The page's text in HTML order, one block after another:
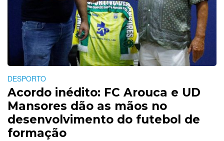
DESPORTO
Acordo inédito: FC Arouca e UD
Mansores dão as mãos no
desenvolvimento do futebol de
formação